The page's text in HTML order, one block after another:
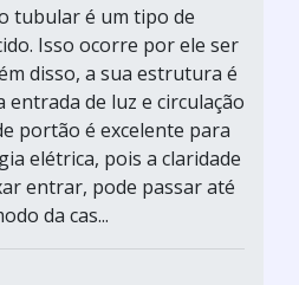
tubular é um tipo de
Isso ocorre por ele ser
disso, a sua estrutura é
de luz e circulação
portão é excelente para
elétrica, pois a claridade
entrar, pode passar até
da cas...